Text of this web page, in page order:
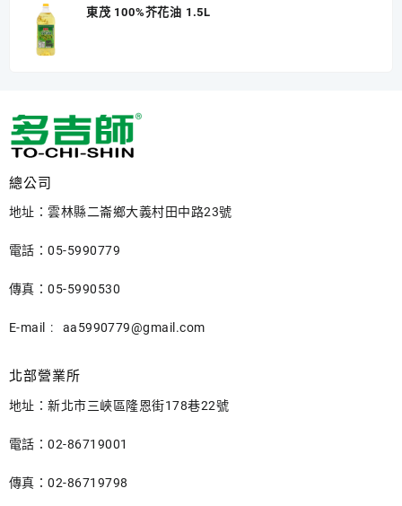
東茂 100%芥花油 1.5L
總公司
地址：雲林縣二崙鄉大義村田中路23號
電話：05-5990779
傳真：05-5990530
E-mail : aa5990779@gmail.com
北部營業所
地址：新北市三峽區隆恩街178巷22號
電話：02-86719001
傳真：02-86719798